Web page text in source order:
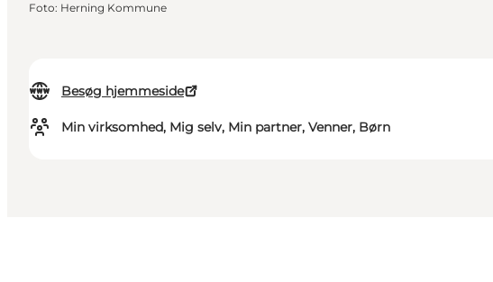
Besøg hjemmeside
Min virksomhed, Mig selv, Min partner, Venner, Børn
Foto: Herning Kommune